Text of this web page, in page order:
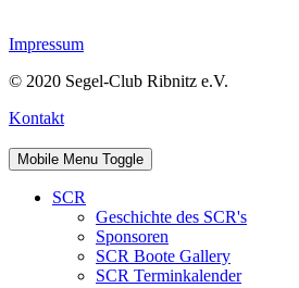
Impressum
© 2020 Segel-Club Ribnitz e.V.
Kontakt
Mobile Menu Toggle
SCR
Geschichte des SCR's
Sponsoren
SCR Boote Gallery
SCR Terminkalender